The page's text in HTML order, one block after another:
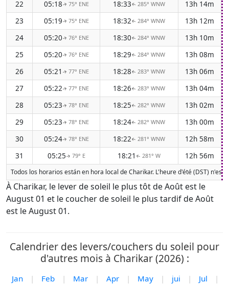
22 05:18↑ 75° ENE 18:33↑ 285° WNW 13h 14m
23
05:19↑ 75° ENE 18:32↑ 284° WNW 13h 12m
24
05:20↑ 76° ENE 18:30↑ 284° WNW 13h 10m
25
05:20↑ 76° ENE 18:29↑ 284° WNW 13h 08m
26
05:21 ↑ 77° ENE 18:28↑ 283° WNW 13h 06m
27
05:22↑ 77° ENE 18:26↑ 283° WNW 13h 04m
28
05:23↑ 78° ENE 18:25↑ 282° WNW 13h 02m
29
05:23↑ 78° ENE 18:24↑ 282° WNW 13h 00m
30
05:24↑ 78° ENE 18:22↑ 281° WNW 12h 58m
31
05:25↑ 79° E 18:21 ↑ 281° W 12h 56m
Todos los horarios están en hora local de Charikar. L'heure d'été (DST)
À Charikar, le lever de soleil le plus tôt de Août est le
August 01 et le coucher de soleil le plus tardif de Août
est le August 01.
Calendrier des levers/couchers du soleil pour
d'autres mois à Charikar (2026) :
Jan | Feb | Mar | Apr | May | jui | Jul
|